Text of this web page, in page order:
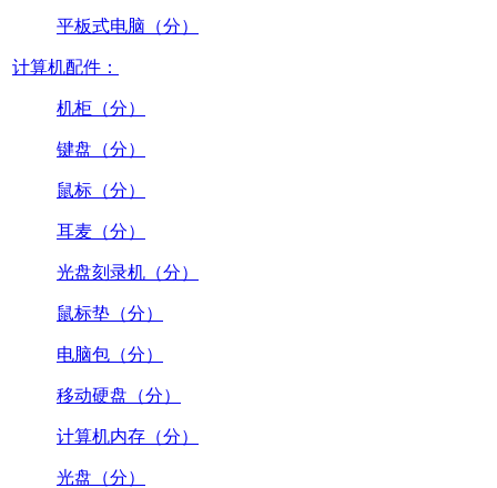
平板式电脑（分）
计算机配件：
机柜（分）
键盘（分）
鼠标（分）
耳麦（分）
光盘刻录机（分）
鼠标垫（分）
电脑包（分）
移动硬盘（分）
计算机内存（分）
光盘（分）